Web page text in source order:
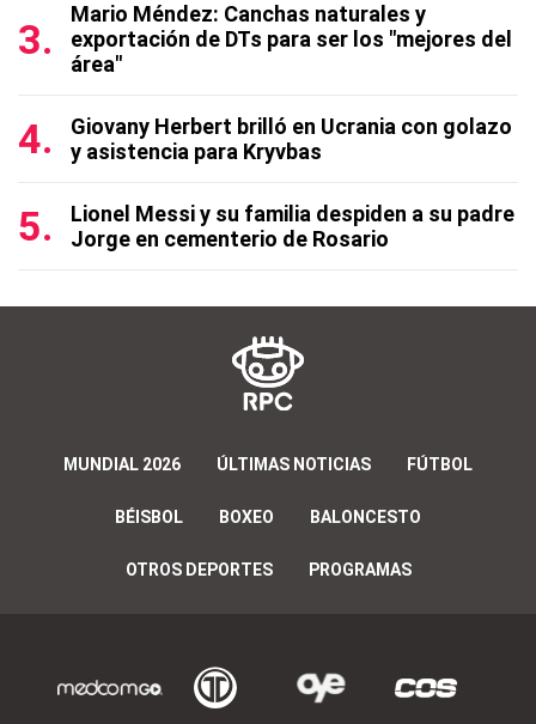
Mario Méndez: Canchas naturales y
exportación de DTs para ser los "mejores del
área"
Giovany Herbert brilló en Ucrania con golazo
y asistencia para Kryvbas
Lionel Messi y su familia despiden a su padre
Jorge en cementerio de Rosario
MUNDIAL 2026 ÚLTIMAS NOTICIAS FÚTBOL
BÉISBOL BOXEO BALONCESTO
OTROS DEPORTES PROGRAMAS